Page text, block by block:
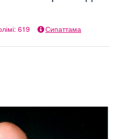
619 Сипаттама